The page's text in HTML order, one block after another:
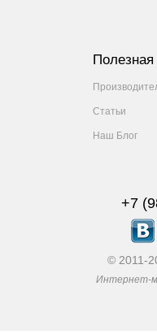
Статьи
Наш Блог
+7
© 2011-
Интернет-